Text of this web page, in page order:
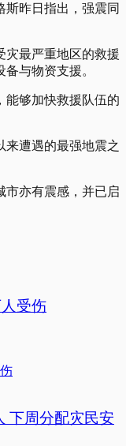
斯昨日指出，强震同
灾最严重地区的救援
与物资支援。
能够加快救援队伍的
来遭遇的最强地震之
市亦有震感，并已启
受伤
下周分配灾民安